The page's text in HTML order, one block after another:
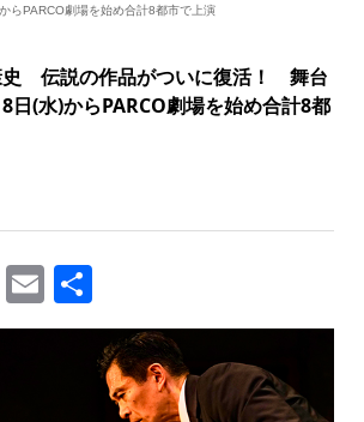
らPARCO劇場を始め合計8都市で上演
史 伝説の作品がついに復活！ 舞台
8日(水)からPARCO劇場を始め合計8都
LineEmail
有